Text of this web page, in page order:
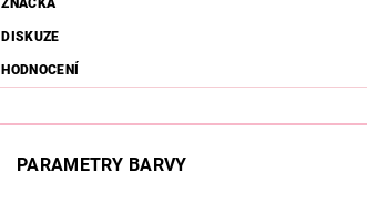
ZNAČKA
DISKUZE
HODNOCENÍ
PARAMETRY BARVY